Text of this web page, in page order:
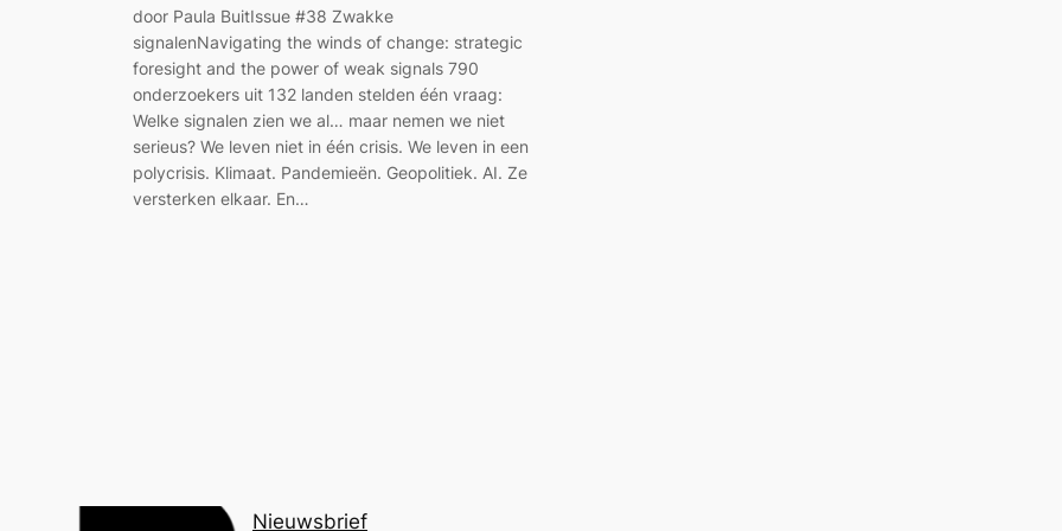
door Paula BuitIssue #38 Zwakke
signalenNavigating the winds of change: strategic
foresight and the power of weak signals 790
onderzoekers uit 132 landen stelden één vraag:
Welke signalen zien we al… maar nemen we niet
serieus? We leven niet in één crisis. We leven in een
polycrisis. Klimaat. Pandemieën. Geopolitiek. AI. Ze
versterken elkaar. En…
Nieuwsbrief